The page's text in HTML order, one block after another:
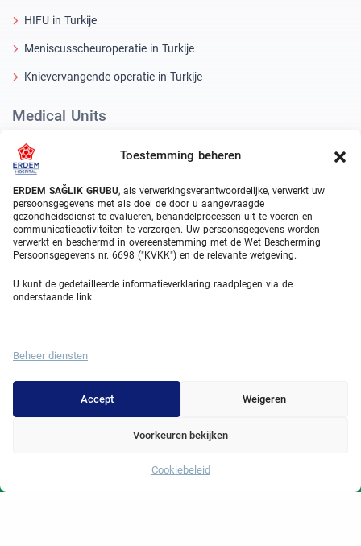
Toestemming beheren
ERDEM SAĞLIK GRUBU, als verwerkingsverantwoordelijke, verwerkt uw
persoonsgegevens met als doel de door u aangevraagde
gezondheidsdienst te evalueren, behandelprocessen uit te voeren en
communicatieactiviteiten te verzorgen. Uw persoonsgegevens worden
verwerkt en beschermd in overeenstemming met de Wet Bescherming
Persoonsgegevens nr. 6698 ("KVKK") en de relevante wetgeving.
U kunt de gedetailleerde informatieverklaring raadplegen via de
onderstaande link.
Beheer diensten
Accept Weigeren
Voorkeuren bekijken
Cookiebeleid
HIFU in Turkije
Meniscusscheuroperatie in Turkije
Knievervangende operatie in Turkije
Medical Units
Bariatrische chirurgie Turkije
Orthopedie
Urologie
Gastroenterologie
Cardiovasculaire chirurgie in Turkije
Plastische chirurgie
About Erdem
Whatsapp